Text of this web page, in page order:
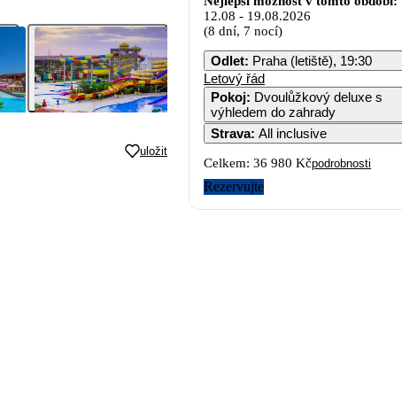
uložit
12.08 - 19.08.2026
(8 dní, 7 nocí)
Odlet: Praha (letiště), 19:30
Letový řád
Pokoj: Dvoulůžkový deluxe s
výhledem do zahrady
Strava: All inclusive
Celkem: 36 980 Kčpodrobnosti
Rezervujte